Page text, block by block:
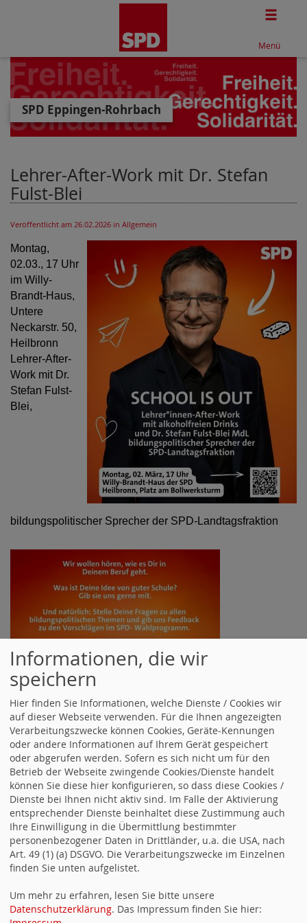
Menü
SPD Eppingen-Rohrbach
Lehrer-After-Work mit Dr. Stefan
Fulst-Blei
Veröffentlicht am 26.02.2026 in Allgemein
Montag,
02.03., 17 Uhr
im Willy-
Brandt-Haus,
Untere
Neckarstr. 50,
Heilbronn
Lehrer-After-
Work mit Dr.
Stefan Fulst-
Blei,
bildungspolitischer Sprecher der SPD-Landtagsfraktion
Homepage Der SPD-Kreisverband Heilbronn-Land
« Ist FAIRerben möglich?
Townhall Meeting mit Andreas Stoch in Heilbronn – SPD-
Informationen, die wir
speichern
Hier finden Sie Informationen, welche Dienste / Cookies wir
auf dieser Webseite verwenden. Für die Ihnen angezeigten
Verarbeitungszwecke können Cookies, Geräte-Kennungen
oder andere Informationen auf Ihrem Gerät gespeichert
oder abgerufen werden. Sofern es sich nicht um für den
Betrieb der Webseite zwingende Cookies/Dienste handelt
können Sie diese hier konfigurieren, so dass diese Cookies /
Dienste bei Ihnen nicht aktiv sind. Im Falle der Aktivierung
entsprechender Dienste beinhaltet diese Zustimmung auch
Ihre Einwilligung in die Übermittlung bestimmter
personenbezogener Daten in Drittländer, u.a. die USA, nach
Art. 49 (1) (a) DSGVO. Die Verarbeitungszwecke im Einzelnen
finden Sie unten aufgelistet.
Um mehr zu erfahren, lesen Sie bitte unsere
Datenschutzerklärung. Das Impressum finden Sie hier: